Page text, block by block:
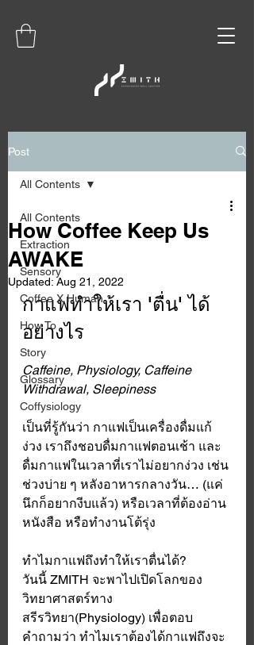
Post
All Contents
Extraction
Sensory
Coffee X Human
How To
Story
Glossary
Coffysiology
All Contents
How Coffee Keep Us
AWAKE
Updated:Aug 21, 2022
กาแฟทำให้เรา 'ตื่น' ได้
อย่างไร
Caffeine, Physiology, Caffeine
Withdrawal, Sleepiness
เป็นที่รู้กันว่า กาแฟเป็นเครื่องดื่มแก้
ง่วง เราถึงชอบดื่มกาแฟตอนเช้า และ
ดื่มกาแฟในเวลาที่เราไม่อยากง่วง เช่น
ช่วงบ่าย ๆ หลังอาหารกลางวัน…​ (แค่
นึกก็อยากงีบแล้ว) หรือเวลาที่ต้องอ่าน
หนังสือ หรือทำงานโต้รุ่ง
ทำไมกาแฟถึงทำให้เราตื่นได้?
วันนี้ ZMITH จะพาไปเปิดโลกของ
วิทยาศาสตร์ทาง
สรีรวิทยา(Physiology) เพื่อตอบ
คำถามว่า ทำไมเราต้องได้กาแฟถึงจะ